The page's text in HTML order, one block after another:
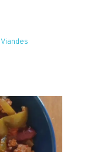
Viandes